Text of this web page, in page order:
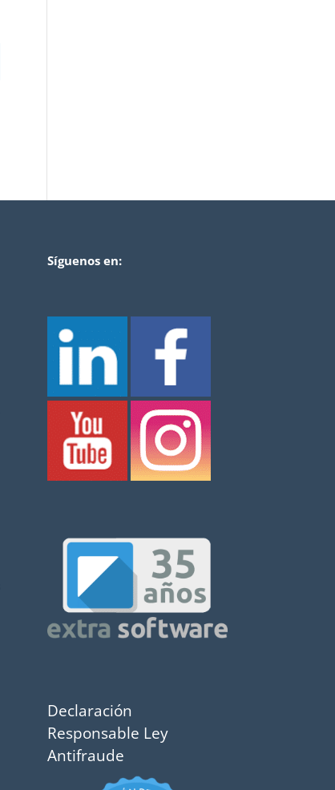
Síguenos en:
Declaración
Responsable Ley
Antifraude